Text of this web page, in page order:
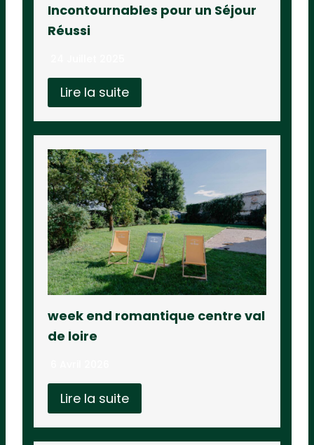
Incontournables pour un Séjour
Réussi
Lire la suite
week end romantique centre val
de loire
Lire la suite